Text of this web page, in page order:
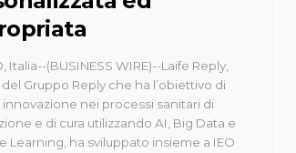
Italia--(BUSINESS WIRE)--Laife Reply,
Gruppo Reply che ha l’obiettivo di
nei processi sanitari di
e di cura utilizzando AI, Big Data e
Learning, ha sviluppato insieme a IEO